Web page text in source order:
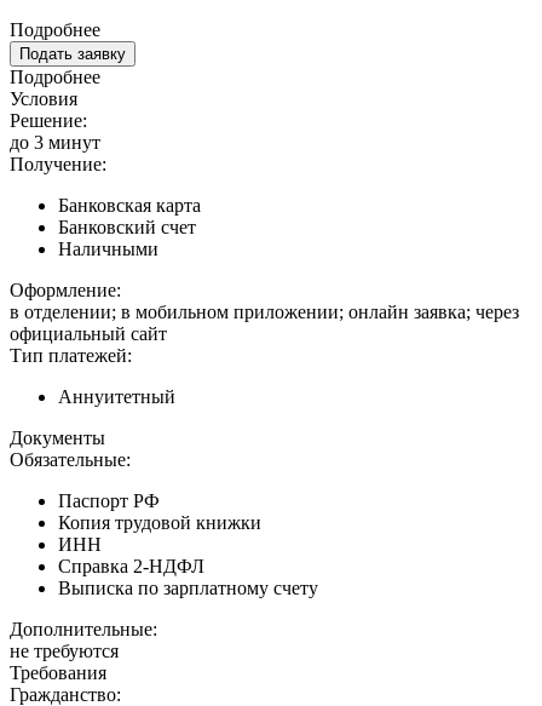
Подробнее
Подать заявку
Подробнее
Условия
Решение:
до 3 минут
Получение:
Банковская карта
Банковский счет
Наличными
Оформление:
в отделении; в мобильном приложении; онлайн заявка; через
официальный сайт
Тип платежей:
Аннуитетный
Документы
Обязательные:
Паспорт РФ
Копия трудовой книжки
ИНН
Справка 2-НДФЛ
Выписка по зарплатному счету
Дополнительные:
не требуются
Требования
Гражданство: